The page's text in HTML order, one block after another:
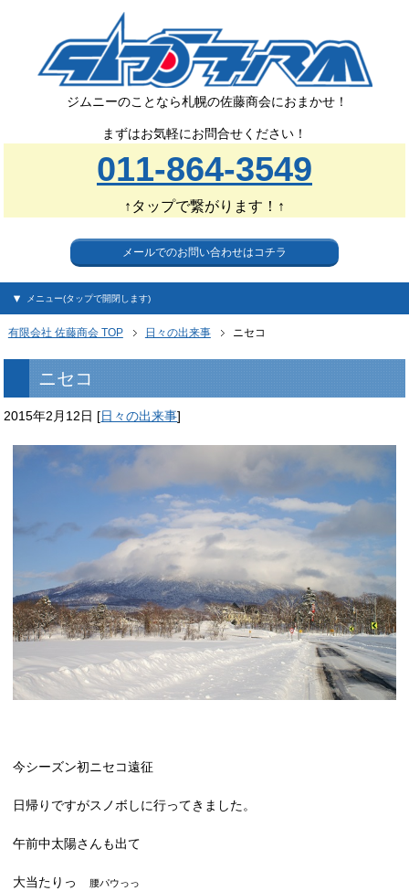
ジムニーのことなら札幌の佐藤商会におまかせ！
まずはお気軽にお問合せください！
011-864-3549
↑タップで繋がります！↑
メールでのお問い合わせはコチラ
メニュー(タップで開閉します)
有限会社 佐藤商会 TOP 日々の出来事 ニセコ
ニセコ
2015年2月12日 [日々の出来事]
今シーズン初ニセコ遠征
日帰りですがスノボしに行ってきました。
午前中太陽さんも出て
大当たりっ 腰パウっっ